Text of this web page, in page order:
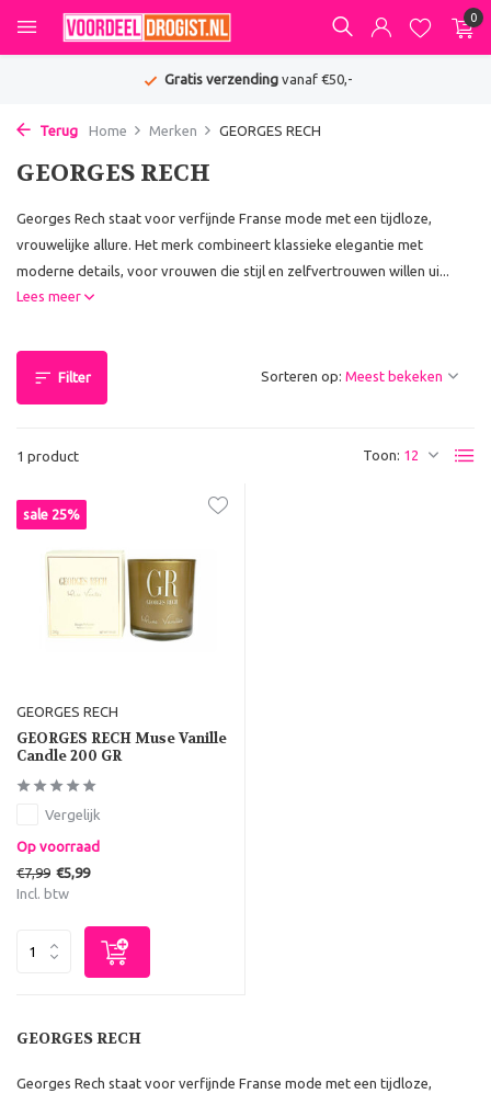
0
Gratis verzendingvanaf €50,-
Terug Home Merken GEORGES RECH
GEORGES RECH
Georges Rech staat voor verfijnde Franse mode met een tijdloze,
vrouwelijke allure. Het merk combineert klassieke elegantie met
moderne details, voor vrouwen die stijl en zelfvertrouwen willen ui...
Lees meer
Filter
1 product Toon:
Sorteren op:
sale 25%
GEORGES RECH
GEORGES RECH Muse Vanille
Candle 200 GR
Vergelijk
Op voorraad
€7,99 €5,99
Incl. btw
GEORGES RECH
Georges Rech staat voor verfijnde Franse mode met een tijdloze,